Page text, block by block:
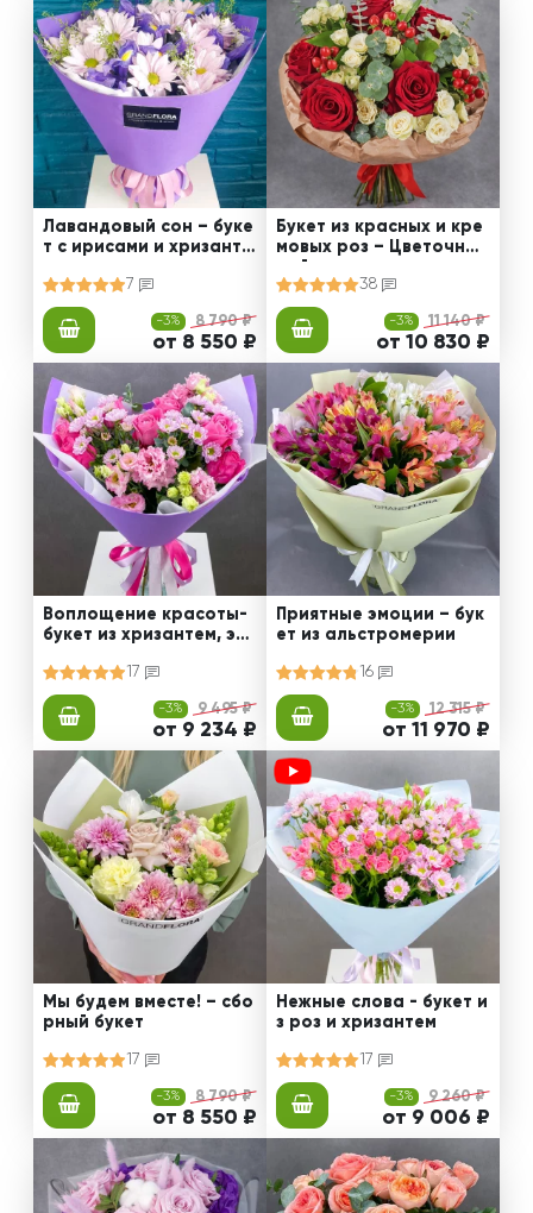
Лавандовый сон – буке
т с ирисами и хризанте
7
-3% 8 790 ₽
от 8 550 ₽
Букет из красных и кре
мовых роз – Цветочный
38
-3% 11 140 ₽
от 10 830 ₽
Воплощение красоты-
букет из хризантем, эус
17
-3% 9 495 ₽
от 9 234 ₽
Приятные эмоции – бук
ет из альстромерии
16
-3% 12 315 ₽
от 11 970 ₽
Мы будем вместе! – сбо
рный букет
17
-3% 8 790 ₽
от 8 550 ₽
Нежные слова - букет и
з роз и хризантем
17
-3% 9 260 ₽
от 9 006 ₽